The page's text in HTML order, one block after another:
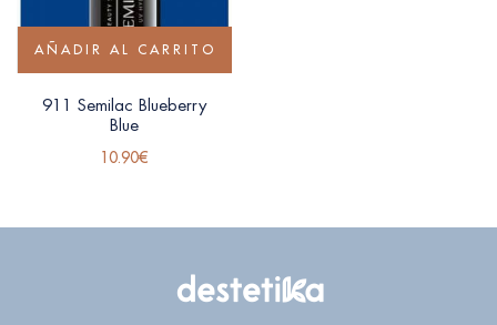
AÑADIR AL CARRITO
911 Semilac Blueberry
Blue
10.90€